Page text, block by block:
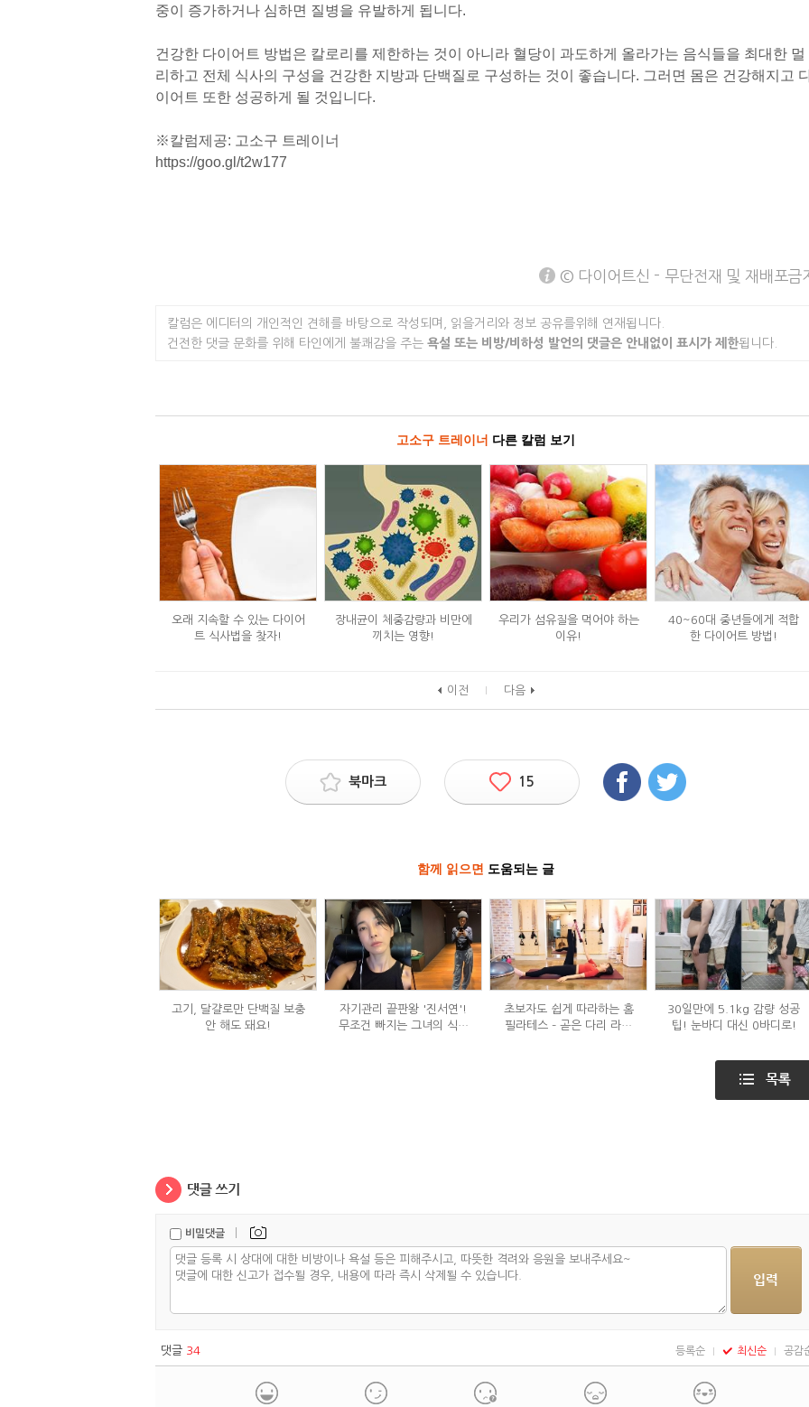
중이 증가하거나 심하면 질병을 유발하게 됩니다.
건강한 다이어트 방법은 칼로리를 제한하는 것이 아니라 혈당이 과도하게 올라가는 음식들을 최대한 멀
리하고 전체 식사의 구성을 건강한 지방과 단백질로 구성하는 것이 좋습니다. 그러면 몸은 건강해지고
이어트 또한 성공하게 될 것입니다.
※칼럼제공: 고소구 트레이너
https://goo.gl/t2w177
© 다이어트신 - 무단전재 및 재배포금
칼럼은 에디터의 개인적인 견해를 바탕으로 작성되며, 읽을거리와 정보 공유를위해 연재됩니다.
건전한 댓글 문화를 위해 타인에게 불쾌감을 주는 욕설 또는 비방/비하성 발언의 댓글은 안내없이 표시가 제한됩니다.
고소구 트레이너 다른 칼럼 보기
오래 지속할 수 있는 다이어
트 식사법을 찾자!
장내균이 체중감량과 비만에
끼치는 영향!
우리가 섬유질을 먹어야 하는
이유!
40~60대 중년들에게 적합
한 다이어트 방법!
이전 다음
북마크 15
함께 읽으면 도움되는 글
고기, 달걀로만 단백질 보충
안 해도 돼요!
자기관리 끝판왕 '진서연'!
무조건 빠지는 그녀의 식단
초보자도 쉽게 따라하는 홈
필라테스 – 곧은 다리 라인
30일만에 5.1kg 감량 성공
팁! 눈바디 대신 0바디로!
비밀댓글 |
댓글 34 등록순 최신순 공감